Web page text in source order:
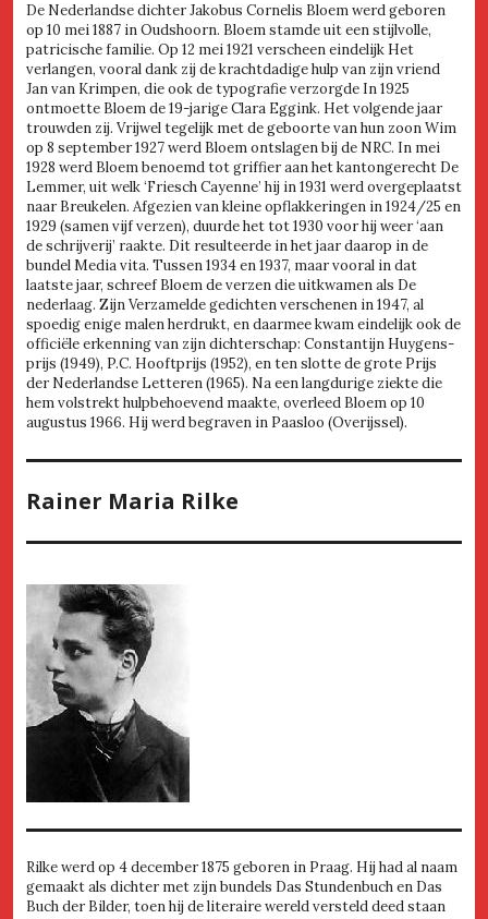
De Nederlandse dichter Jakobus Cornelis Bloem werd geboren
op 10 mei 1887 in Oudshoorn. Bloem stamde uit een stijlvolle,
patricische familie. Op 12 mei 1921 verscheen eindelijk Het
verlangen, vooral dank zij de krachtdadige hulp van zijn vriend
Jan van Krimpen, die ook de typografie verzorgde In 1925
ontmoette Bloem de 19-jarige Clara Eggink. Het volgende jaar
trouwden zij. Vrijwel tegelijk met de geboorte van hun zoon Wim
op 8 september 1927 werd Bloem ontslagen bij de NRC. In mei
1928 werd Bloem benoemd tot griffier aan het kantongerecht De
Lemmer, uit welk ‘Friesch Cayenne’ hij in 1931 werd overgeplaatst
naar Breukelen. Afgezien van kleine opflakkeringen in 1924/25 en
1929 (samen vijf verzen), duurde het tot 1930 voor hij weer ‘aan
de schrijverij’ raakte. Dit resulteerde in het jaar daarop in de
bundel Media vita. Tussen 1934 en 1937, maar vooral in dat
laatste jaar, schreef Bloem de verzen die uitkwamen als De
nederlaag. Zijn Verzamelde gedichten verschenen in 1947, al
spoedig enige malen herdrukt, en daarmee kwam eindelijk ook de
officiële erkenning van zijn dichterschap: Constantijn Huygens-
prijs (1949), P.C. Hooftprijs (1952), en ten slotte de grote Prijs
der Nederlandse Letteren (1965). Na een langdurige ziekte die
hem volstrekt hulpbehoevend maakte, overleed Bloem op 10
augustus 1966. Hij werd begraven in Paasloo (Overijssel).
Rainer Maria Rilke
Rilke werd op 4 december 1875 geboren in Praag. Hij had al naam
gemaakt als dichter met zijn bundels Das Stundenbuch en Das
Buch der Bilder, toen hij de literaire wereld versteld deed staan